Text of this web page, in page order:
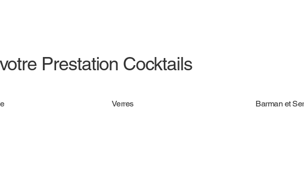
Prestation Cocktails
Verres Barman et